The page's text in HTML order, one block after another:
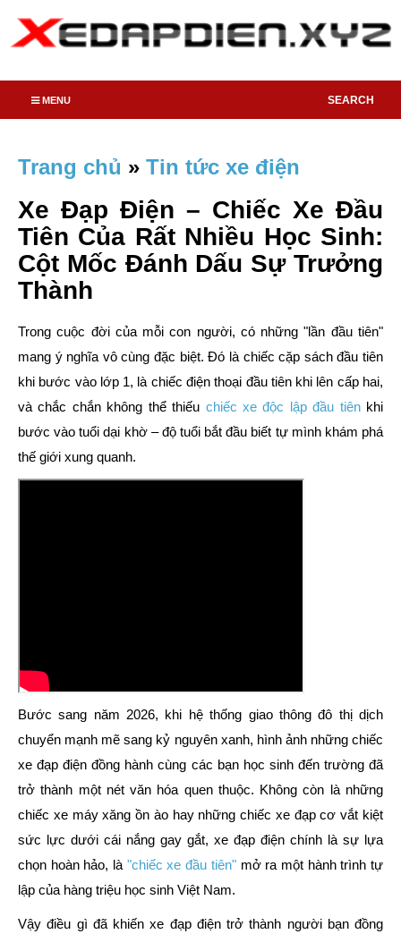
SEARCH
MENU
Trang chủ » Tin tức xe điện
Xe Đạp Điện – Chiếc Xe Đầu
Tiên Của Rất Nhiều Học Sinh:
Cột Mốc Đánh Dấu Sự Trưởng
Thành
Trong cuộc đời của mỗi con người, có những "lần đầu tiên"
mang ý nghĩa vô cùng đặc biệt. Đó là chiếc cặp sách đầu tiên
khi bước vào lớp 1, là chiếc điện thoại đầu tiên khi lên cấp hai,
và chắc chắn không thể thiếu chiếc xe độc lập đầu tiênkhi
bước vào tuổi dại khờ – độ tuổi bắt đầu biết tự mình khám phá
thế giới xung quanh.
Bước sang năm 2026, khi hệ thống giao thông đô thị dịch
chuyển mạnh mẽ sang kỷ nguyên xanh, hình ảnh những chiếc
xe đạp điện đồng hành cùng các bạn học sinh đến trường đã
trở thành một nét văn hóa quen thuộc. Không còn là những
chiếc xe máy xăng ồn ào hay những chiếc xe đạp cơ vắt kiệt
sức lực dưới cái nắng gay gắt, xe đạp điện chính là sự lựa
chọn hoàn hảo, là "chiếc xe đầu tiên"mở ra một hành trình tự
lập của hàng triệu học sinh Việt Nam.
Vậy điều gì đã khiến xe đạp điện trở thành người bạn đồng